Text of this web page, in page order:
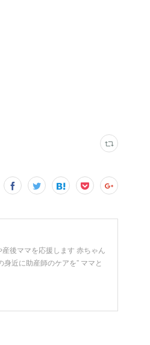
後ママを応援します 赤ちゃん
近に助産師のケアを” ママと